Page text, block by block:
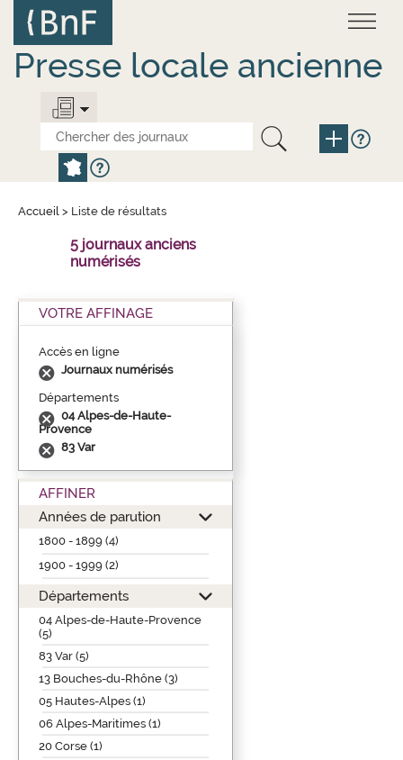
contenu
principal
Presse locale ancienne
Accueil > Liste de résultats
5 journaux anciens
numérisés
VOTRE AFFINAGE
Accès en ligne
Journaux numérisés
Départements
04 Alpes-de-Haute-
Provence
83 Var
AFFINER
Années de parution
1800 - 1899 (4)
1900 - 1999 (2)
Départements
04 Alpes-de-Haute-Provence
(5)
83 Var (5)
13 Bouches-du-Rhône (3)
05 Hautes-Alpes (1)
06 Alpes-Maritimes (1)
20 Corse (1)
Panneau de gestion des cookies